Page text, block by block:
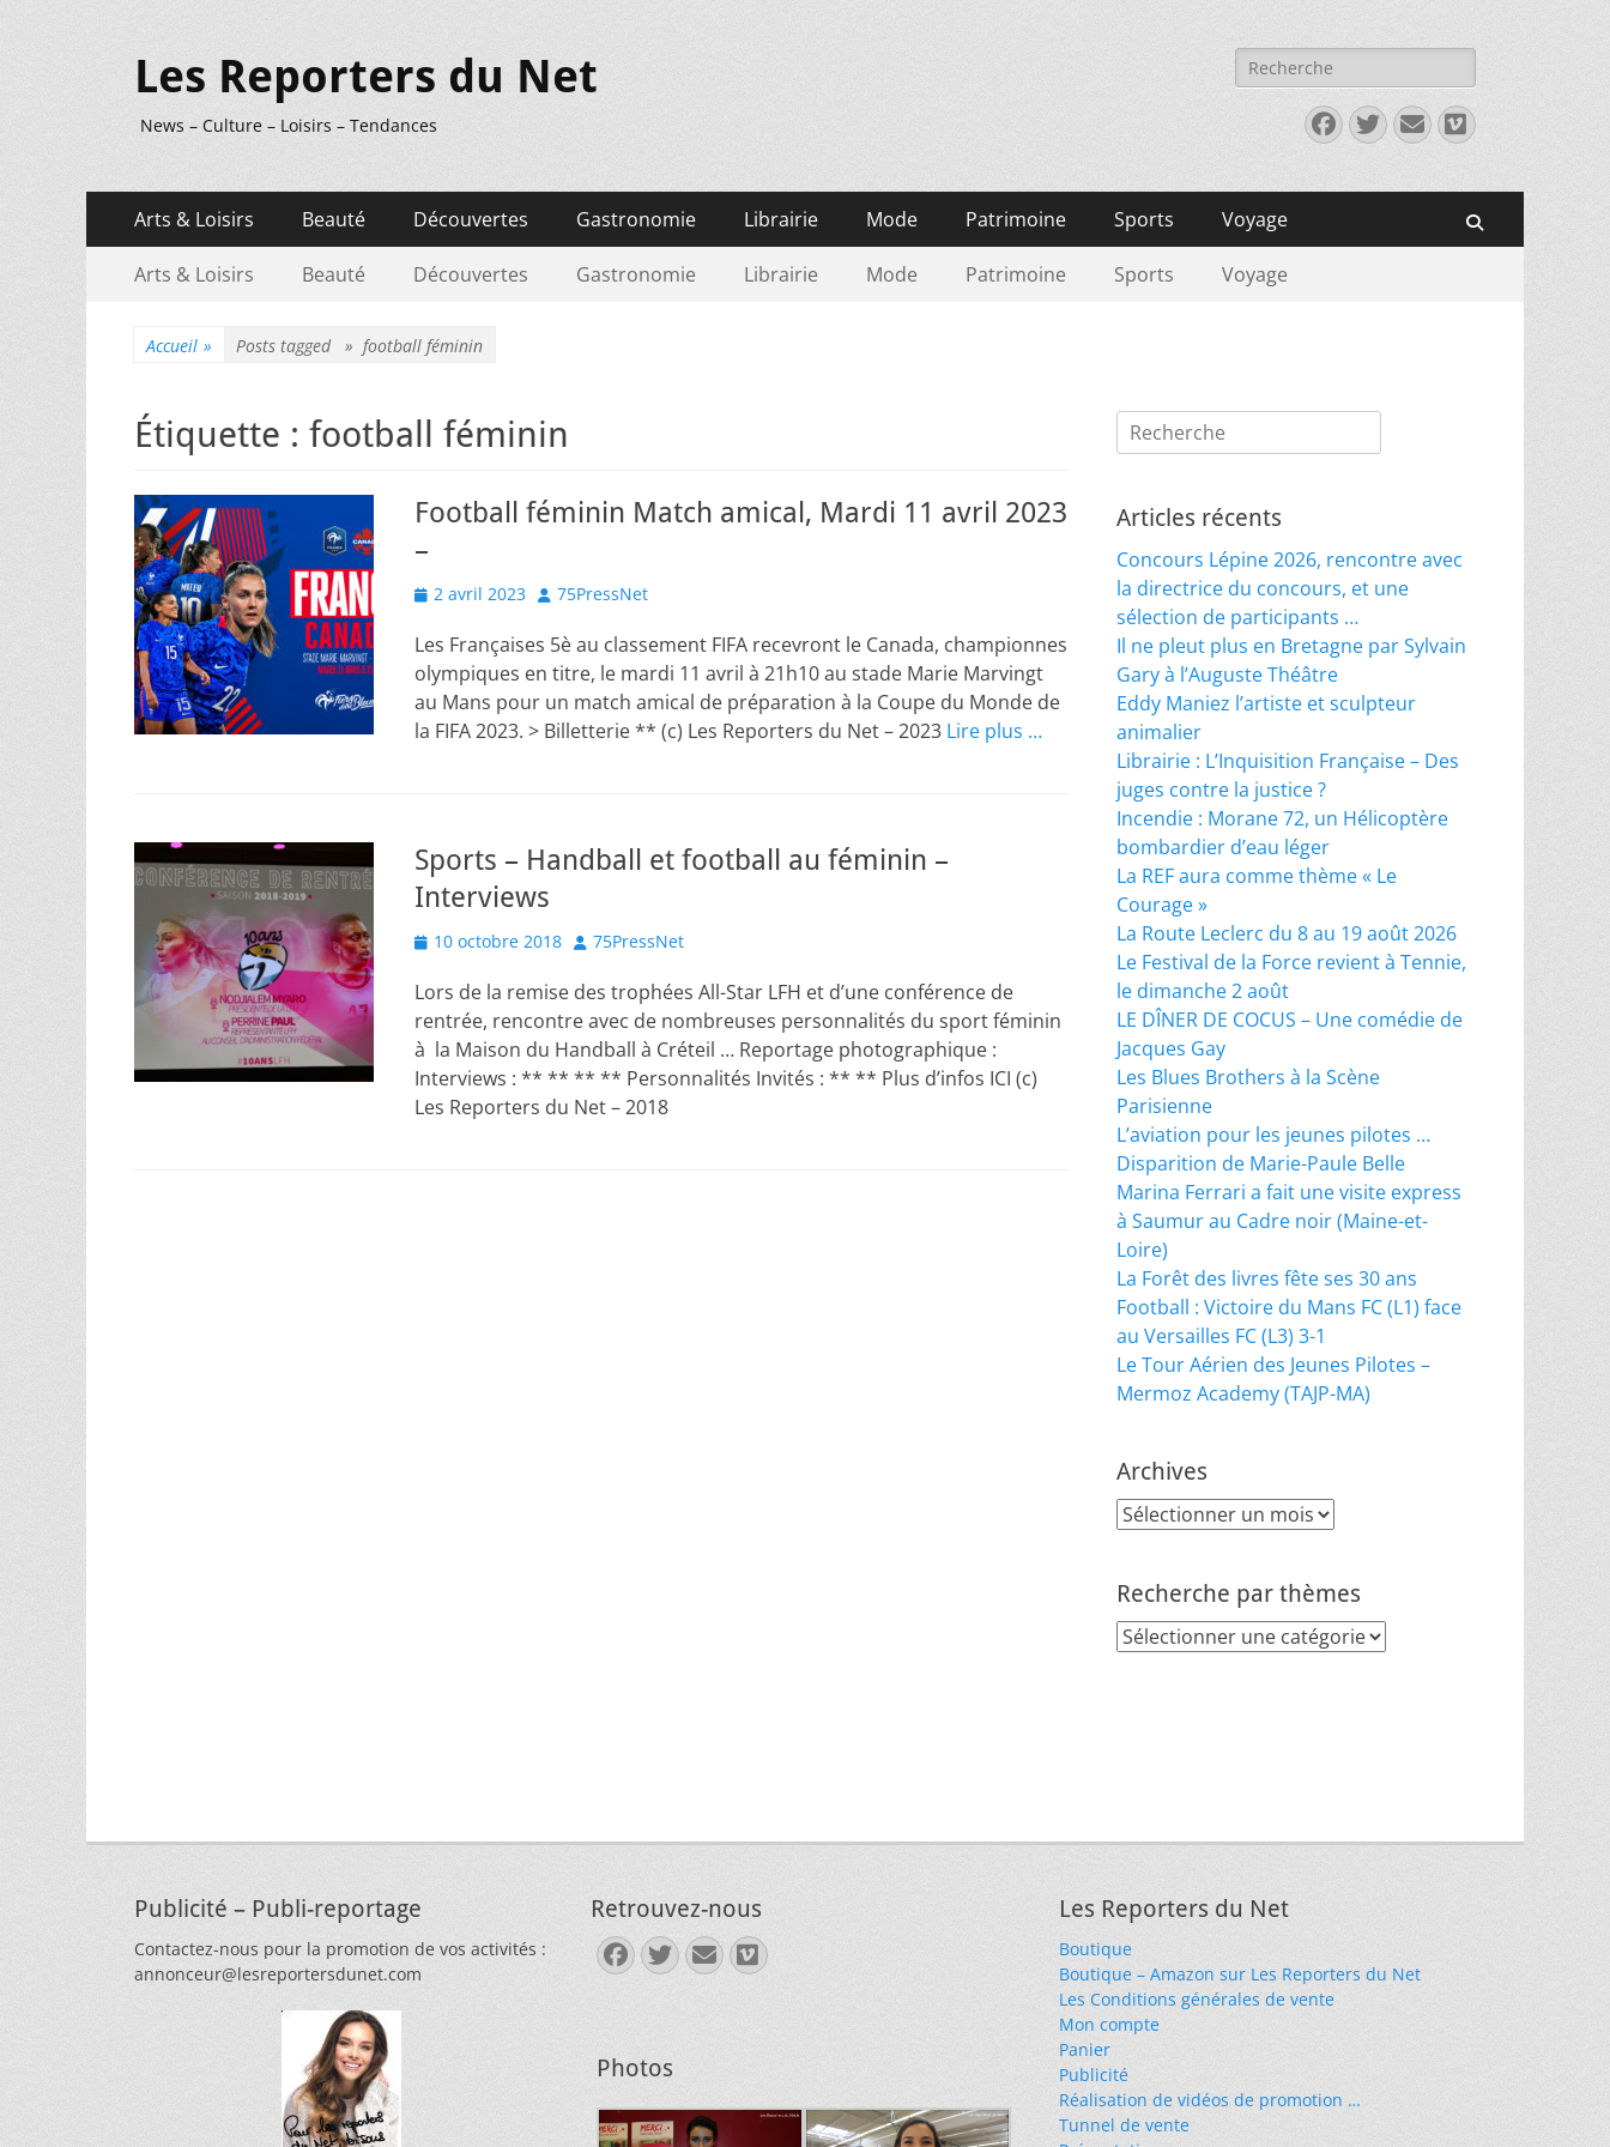
Les Reporters du Net
News – Culture – Loisirs – Tendances
Rechercher :
Facebook
Twitter
E-
mail
Vimeo
Menu
principal
contenu
Arts & Loisirs Beauté Découvertes Gastronomie Librairie Mode Patrimoine Sports Voyage
Menu
Arts & Loisirs Beauté Découvertes Gastronomie Librairie Mode Patrimoine Sports Voyage
Accueil » Posts tagged » football féminin
Étiquette : football féminin
Football féminin Match amical, Mardi 11 avril 2023
–
Posted
2 avril 2023 Author
75PressNet
Les Françaises 5è au classement FIFA recevront le Canada, championnes
olympiques en titre, le mardi 11 avril à 21h10 au stade Marie Marvingt
au Mans pour un match amical de préparation à la Coupe du Monde de
la FIFA 2023. > Billetterie ** (c) Les Reporters du Net – 2023 Lire plus …
Sports – Handball et football au féminin –
Interviews
Posted
10 octobre 2018 Author
75PressNet
Lors de la remise des trophées All-Star LFH et d’une conférence de
rentrée, rencontre avec de nombreuses personnalités du sport féminin
à la Maison du Handball à Créteil … Reportage photographique :
Interviews : ** ** ** ** Personnalités Invités : ** ** Plus d’infos ICI (c)
Les Reporters du Net – 2018
Rechercher :
Articles récents
Concours Lépine 2026, rencontre avec
la directrice du concours, et une
sélection de participants …
Il ne pleut plus en Bretagne par Sylvain
Gary à l’Auguste Théâtre
Eddy Maniez l’artiste et sculpteur
animalier
Librairie : L’Inquisition Française – Des
juges contre la justice ?
Incendie : Morane 72, un Hélicoptère
bombardier d’eau léger
La REF aura comme thème « Le
Courage »
La Route Leclerc du 8 au 19 août 2026
Le Festival de la Force revient à Tennie,
le dimanche 2 août
LE DÎNER DE COCUS – Une comédie de
Jacques Gay
Les Blues Brothers à la Scène
Parisienne
L’aviation pour les jeunes pilotes …
Disparition de Marie-Paule Belle
Marina Ferrari a fait une visite express
à Saumur au Cadre noir (Maine-et-
Loire)
La Forêt des livres fête ses 30 ans
Football : Victoire du Mans FC (L1) face
au Versailles FC (L3) 3-1
Le Tour Aérien des Jeunes Pilotes –
Mermoz Academy (TAJP-MA)
Archives
Archives
Recherche par thèmes
Recherche
Publicité – Publi-reportage
Contactez-nous pour la promotion de vos activités :
annonceur@lesreportersdunet.com
Retrouvez-nous
Facebook
Twitter
E-
mail
Vimeo
Photos
Les Reporters du Net
Boutique
Boutique – Amazon sur Les Reporters du Net
Les Conditions générales de vente
Mon compte
Panier
Publicité
Réalisation de vidéos de promotion …
Tunnel de vente